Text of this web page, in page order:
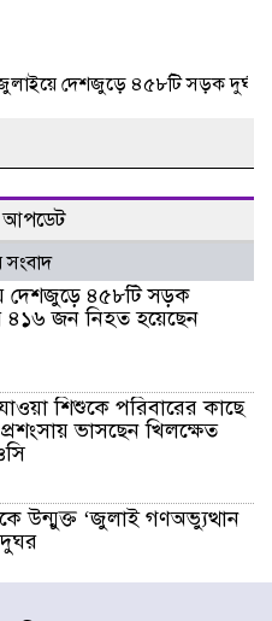
দেশজুড়ে ৪৫৮টি সড়ক
আপডেট
সংবাদ
দেশজুড়ে ৪৫৮টি সড়ক
৪১৬ জন নিহত হয়েছেন
শিশুকে পরিবারের কাছে
ভাসছেন খিলক্ষেত
উন্মুক্ত ‘জুলাই গণঅভ্যুত্থান